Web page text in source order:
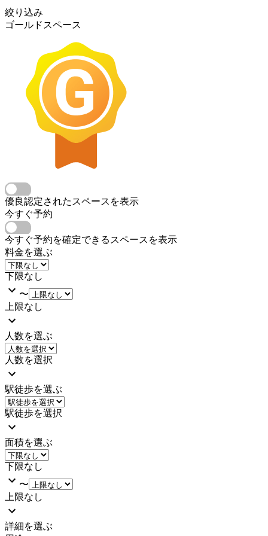
絞り込み
ゴールドスペース
優良認定されたスペースを表示
今すぐ予約
今すぐ予約を確定できるスペースを表示
料金を選ぶ
下限なし
〜
上限なし
人数を選ぶ
人数を選択
駅徒歩を選ぶ
駅徒歩を選択
面積を選ぶ
下限なし
〜
上限なし
詳細を選ぶ